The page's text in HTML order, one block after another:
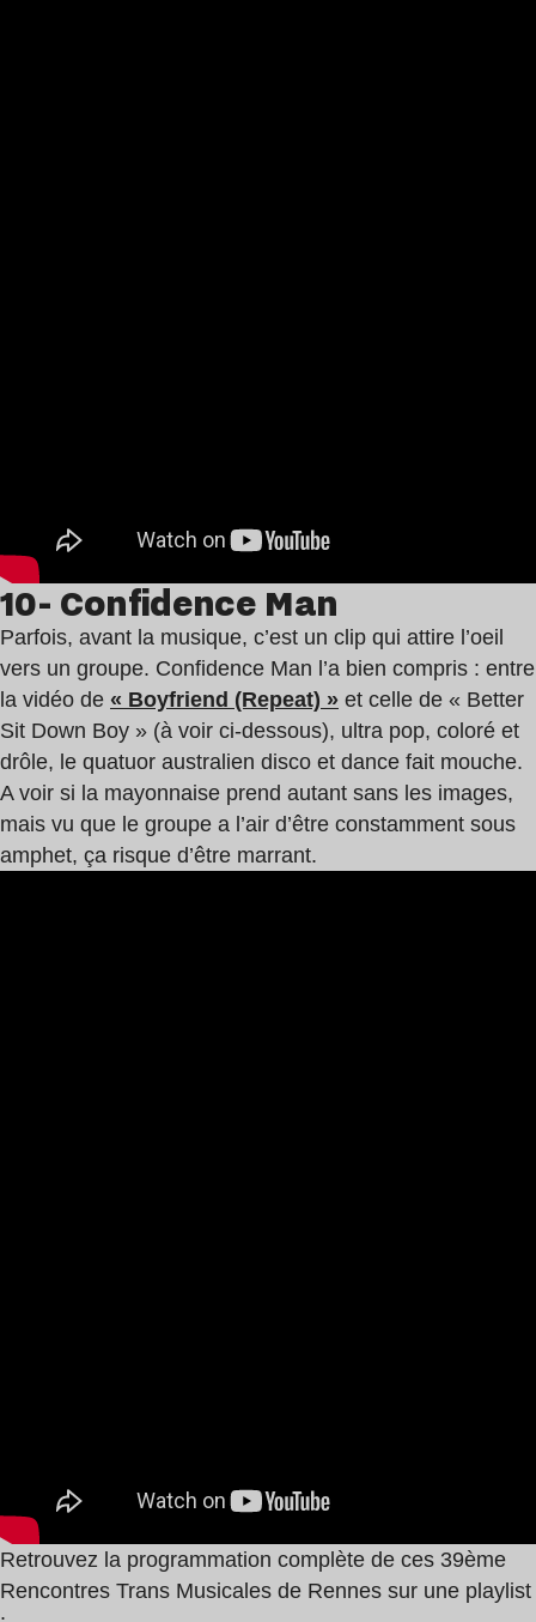
10- Confidence Man
Parfois, avant la musique, c’est un clip qui attire l’oeil
vers un groupe. Confidence Man l’a bien compris : entre
la vidéo de « Boyfriend (Repeat) » et celle de « Better
Sit Down Boy » (à voir ci-dessous), ultra pop, coloré et
drôle, le quatuor australien disco et dance fait mouche.
A voir si la mayonnaise prend autant sans les images,
mais vu que le groupe a l’air d’être constamment sous
amphet, ça risque d’être marrant.
Retrouvez la programmation complète de ces 39ème
Rencontres Trans Musicales de Rennes sur une playlist